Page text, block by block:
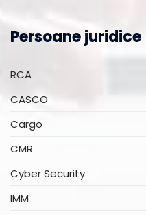
Persoane juridice
RCA
CASCO
Cargo
CMR
Cyber Security
IMM